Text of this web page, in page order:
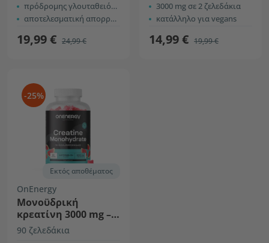
πρόδρομης γλουταθειόνης
αποτελεσματική απορρόφηση
19,99 € 24,99 €
3000 mg σε 2 ζελεδάκια
κατάλληλο για vegans
14,99 € 19,99 €
-25%
Εκτός αποθέματος
OnEnergy
Μονοϋδρική
κρεατίνη 3000 mg –
καρπούζι
90 ζελεδάκια